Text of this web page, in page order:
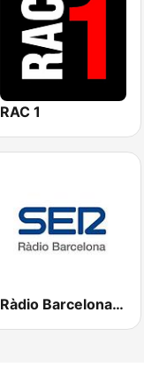
RAC 1
Ràdio Barcelona SER